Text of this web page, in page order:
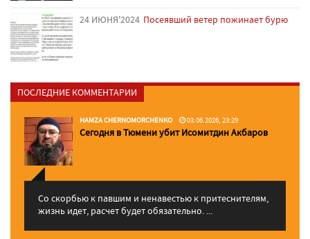
24 ИЮНЯ'2024 Посеявший ветер пожинает бурю
ПОСЛЕДНИЕ КОММЕНТАРИИ
HAMZA CHERNOMORCHENKO 03.06.2026, 23:29
Сегодня в Тюмени убит Исомитдин Акбаров
Со скорбью к павшим и ненавестью к притеснителям,
жизнь идет, расчет будет обязательно. ...